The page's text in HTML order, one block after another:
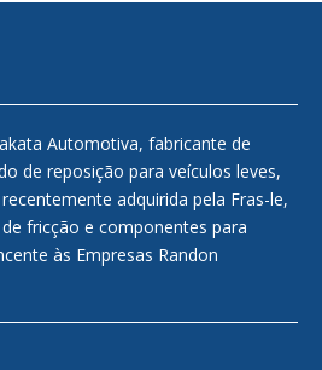
Automotiva, fabricante de
de reposição para veículos leves,
adquirida pela Fras-le,
fricção e componentes para
às Empresas Randon